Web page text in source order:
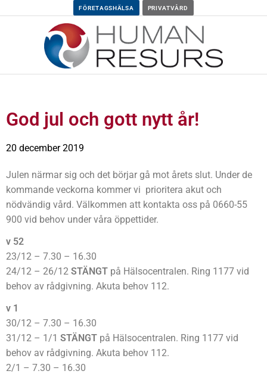
FÖRETAGSHÄLSA PRIVATVÅRD
God jul och gott nytt år!
20 december 2019
Julen närmar sig och det börjar gå mot årets slut. Under de
kommande veckorna kommer vi prioritera akut och
nödvändig vård. Välkommen att kontakta oss på 0660-55
900 vid behov under våra öppettider.
v 52
23/12 – 7.30 – 16.30
24/12 – 26/12 STÄNGT på Hälsocentralen. Ring 1177 vid
behov av rådgivning. Akuta behov 112.
v 1
30/12 – 7.30 – 16.30
31/12 – 1/1 STÄNGT på Hälsocentralen. Ring 1177 vid
behov av rådgivning. Akuta behov 112.
2/1 – 7.30 – 16.30